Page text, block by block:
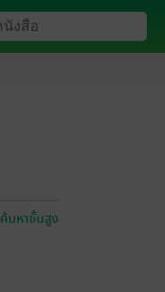
ค้นหาขั้นสูง